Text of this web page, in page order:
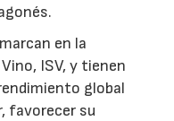
en la
ISV, y tienen
global
favorecer su